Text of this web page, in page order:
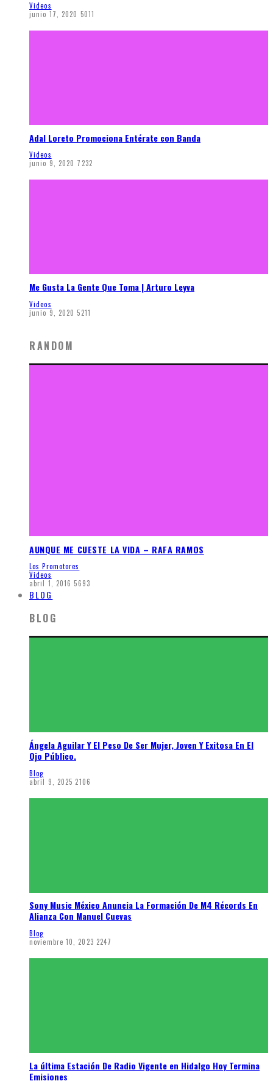
Videos
junio 17, 2020 5011
Adal Loreto Promociona Entérate con Banda
Videos
junio 9, 2020 7232
Me Gusta La Gente Que Toma | Arturo Leyva
Videos
junio 9, 2020 5211
RANDOM
AUNQUE ME CUESTE LA VIDA – RAFA RAMOS
Los Promotores
Videos
abril 1, 2016 5693
BLOG
BLOG
Ángela Aguilar Y El Peso De Ser Mujer, Joven Y Exitosa En El
Ojo Público.
Blog
abril 9, 2025 2106
Sony Music México Anuncia La Formación De M4 Récords En
Alianza Con Manuel Cuevas
Blog
noviembre 10, 2023 2247
La última Estación De Radio Vigente en Hidalgo Hoy Termina
Emisiones